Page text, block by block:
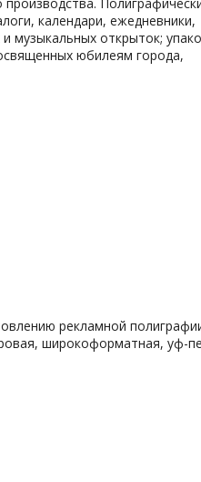
календари, ежедневники,
музыкальных открыток;
юбилеям города,
рекламной
широкоформатная, уф-